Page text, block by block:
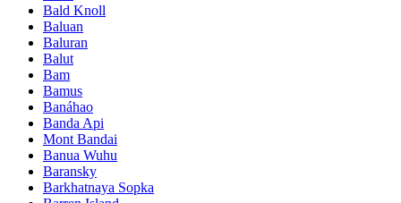
Bald Knoll
Baluan
Baluran
Balut
Bam
Bamus
Banáhao
Banda Api
Mont Bandai
Banua Wuhu
Baransky
Barkhatnaya Sopka